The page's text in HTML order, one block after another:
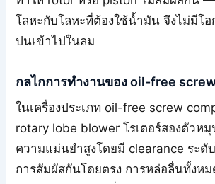
โลหะกับโลหะที่ต้องใช้น้ำมัน จึงไม่มีโ
ปนเข้าไปในลม
กลไกการทำงานของ oil-free
ในเครื่องประเภท oil-free screw
rotary lobe blower โรเตอร์สองตัวห
ความแม่นยำสูงโดยมี clearance ระดั
การสัมผัสกันโดยตรง การหล่อลื่นทั้งห